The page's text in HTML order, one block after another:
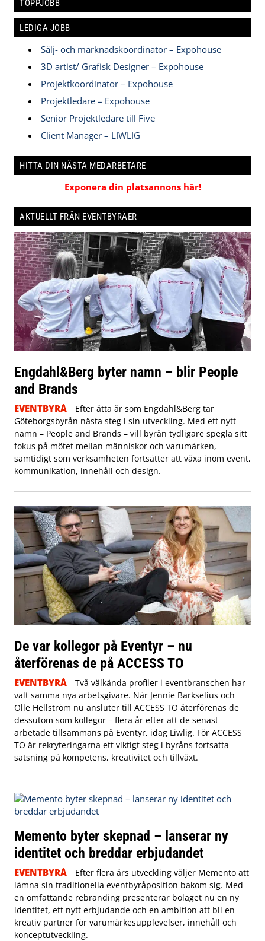
TOPPJOBB
LEDIGA JOBB
Sälj- och marknadskoordinator – Expohouse
3D artist/ Grafisk Designer – Expohouse
Projektkoordinator – Expohouse
Projektledare – Expohouse
Senior Projektledare till Five
Client Manager – LIWLIG
HITTA DIN NÄSTA MEDARBETARE
Exponera din platsannons här!
AKTUELLT FRÅN EVENTBYRÅER
Engdahl&Berg byter namn – blir People
and Brands
EVENTBYRÅ
Efter åtta år som Engdahl&Berg tar
Göteborgsbyrån nästa steg i sin utveckling. Med ett nytt
namn – People and Brands – vill byrån tydligare spegla sitt
fokus på mötet mellan människor och varumärken,
samtidigt som verksamheten fortsätter att växa inom event,
kommunikation, innehåll och design.
De var kollegor på Eventyr – nu
återförenas de på ACCESS TO
EVENTBYRÅ
Två välkända profiler i eventbranschen har
valt samma nya arbetsgivare. När Jennie Barkselius och
Olle Hellström nu ansluter till ACCESS TO återförenas de
dessutom som kollegor – flera år efter att de senast
arbetade tillsammans på Eventyr, idag Liwlig. För ACCESS
TO är rekryteringarna ett viktigt steg i byråns fortsatta
satsning på kompetens, kreativitet och tillväxt.
Memento byter skepnad – lanserar ny
identitet och breddar erbjudandet
EVENTBYRÅ
Efter flera års utveckling väljer Memento att
lämna sin traditionella eventbyråposition bakom sig. Med
en omfattande rebranding presenterar bolaget nu en ny
identitet, ett nytt erbjudande och en ambition att bli en
kreativ partner för varumärkesupplevelser, innehåll och
konceptutveckling.